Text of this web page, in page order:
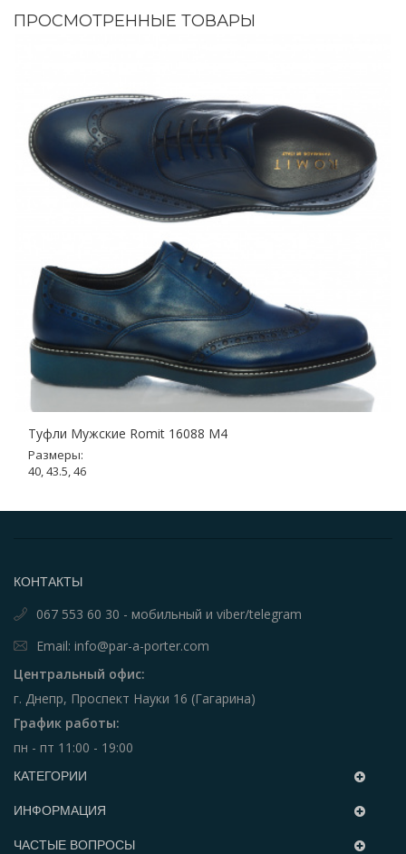
ПРОСМОТРЕННЫЕ ТОВАРЫ
Туфли Мужские Romit 16088 M4
Размеры:
40, 43.5, 46
КОНТАКТЫ
067 553 60 30 - мобильный и viber/telegram
Email: info@par-a-porter.com
Центральный офис:
г. Днепр, Проспект Науки 16 (Гагарина)
График работы:
пн - пт 11:00 - 19:00
КАТЕГОРИИ
ИНФОРМАЦИЯ
ЧАСТЫЕ ВОПРОСЫ